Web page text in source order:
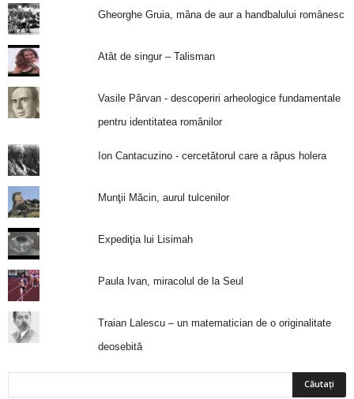
Gheorghe Gruia, mâna de aur a handbalului românesc
Atât de singur – Talisman
Vasile Pârvan - descoperiri arheologice fundamentale
pentru identitatea românilor
Ion Cantacuzino - cercetătorul care a răpus holera
Munţii Măcin, aurul tulcenilor
Expediţia lui Lisimah
Paula Ivan, miracolul de la Seul
Traian Lalescu – un matematician de o originalitate
deosebită